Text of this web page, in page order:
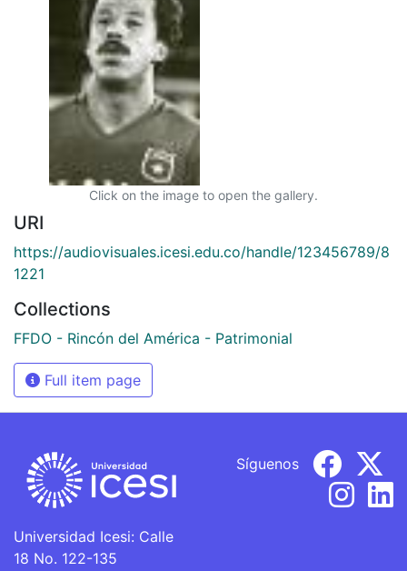
Click on the image to open the gallery.
URI
https://audiovisuales.icesi.edu.co/handle/123456789/8
1221
Collections
FFDO - Rincón del América - Patrimonial
Full item page
Universidad Icesi: Calle
18 No. 122-135
Síguenos